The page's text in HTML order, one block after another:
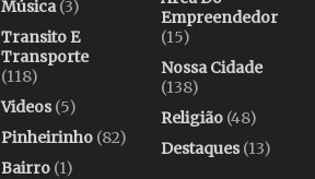
Música(3)
Transito E
Transporte
(118)
Videos(5)
Pinheirinho (82)
Bairro (1)
Empreendedor
(15)
Nossa Cidade
(138)
Religião (48)
Destaques(13)